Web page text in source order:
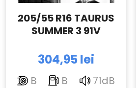
205/55 R16 TAURUS
SUMMER 3 91V
304,95 lei
B B 71dB